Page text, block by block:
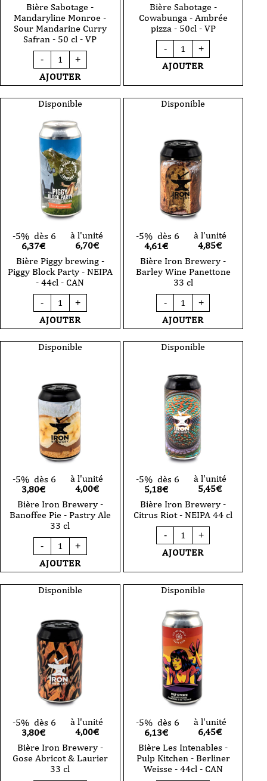
Bière Sabotage -
Mandaryline Monroe -
Sour Mandarine Curry
Safran - 50 cl - VP
-
quantité
de
Bière
Sabotage
Mandaryline
Monroe
-
Sour
Mandarine
Curry
Safran
-
50
cl
-
VP
+
AJOUTER
Bière Sabotage -
Cowabunga - Ambrée
pizza - 50cl - VP
-
quantité
de
Bière
Sabotage
-
Ambrée
50cl
-
VP
+
AJOUTER
Disponible
-5% dès 6
6,37€
à l'unité
6,70€
Bière Piggy brewing -
Piggy Block Party - NEIPA
- 44cl - CAN
-
quantité
de
Bière
Piggy
-
Piggy
-
NEIPA
-
44cl
-
CAN
+
AJOUTER
Disponible
-5% dès 6
4,61€
à l'unité
4,85€
Bière Iron Brewery -
Barley Wine Panettone
33 cl
-
quantité
de
Bière
Iron
-
Barley
Panettone
33
cl
+
AJOUTER
Disponible
-5% dès 6
3,80€
à l'unité
4,00€
Bière Iron Brewery -
Banoffee Pie - Pastry Ale
33 cl
-
quantité
de
Bière
Iron
-
Banoffee
-
Pastry
Ale
33
cl
+
AJOUTER
Disponible
-5% dès 6
5,18€
à l'unité
5,45€
Bière Iron Brewery -
Citrus Riot - NEIPA 44 cl
-
quantité
de
Bière
Iron
Citrus
Riot
NEIPA
44
cl
+
AJOUTER
Disponible
-5% dès 6
3,80€
à l'unité
4,00€
Bière Iron Brewery -
Gose Abricot & Laurier
33 cl
Disponible
-5% dès 6
6,13€
à l'unité
6,45€
Bière Les Intenables -
Pulp Kitchen - Berliner
Weisse - 44cl - CAN